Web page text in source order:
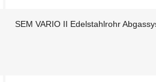
SEM VARIO II Edelstahlrohr